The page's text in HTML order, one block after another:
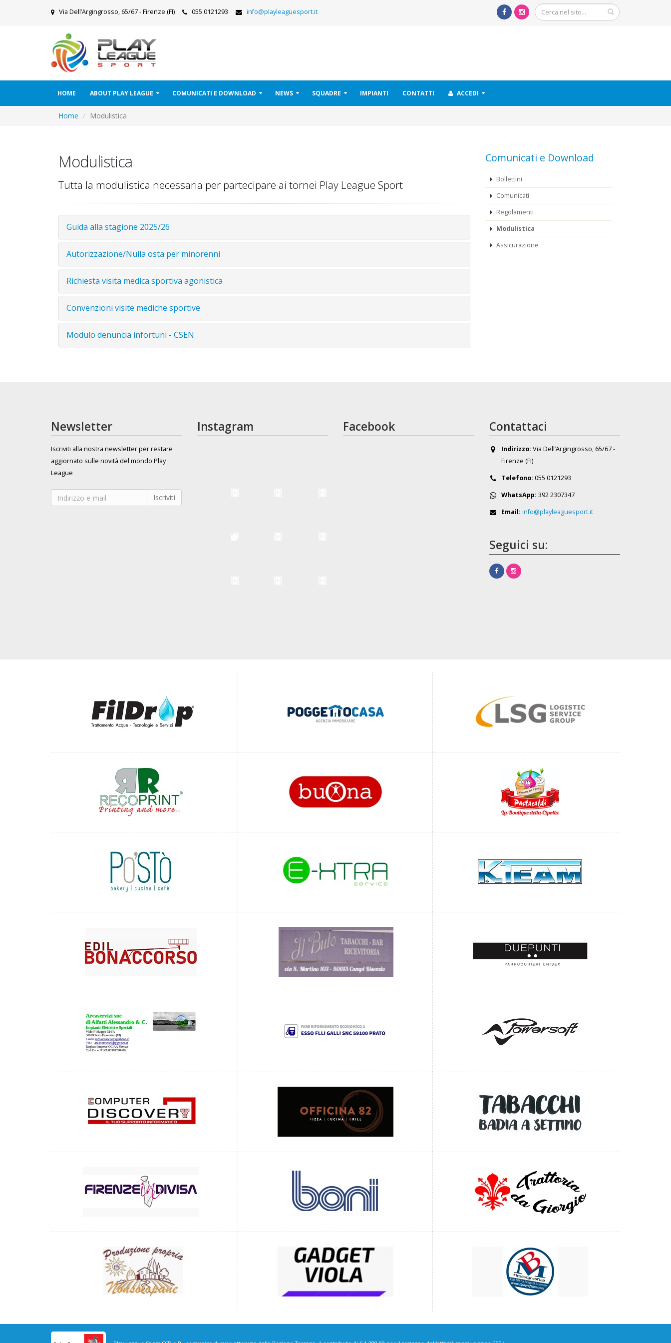
Via Dell’Argingrosso, 65/67 - Firenze (FI) 055 0121293 info@playleaguesport.it
HOME ABOUT PLAY LEAGUE COMUNICATI E DOWNLOAD NEWS SQUADRE IMPIANTI CONTATTI ACCEDI
Home Modulistica
Modulistica
Tutta la modulistica necessaria per partecipare ai tornei Play League Sport
Guida alla stagione 2025/26
Autorizzazione/Nulla osta per minorenni
Richiesta visita medica sportiva agonistica
Convenzioni visite mediche sportive
Modulo denuncia infortuni - CSEN
Comunicati e Download
Bollettini
Comunicati
Regolamenti
Modulistica
Assicurazione
Newsletter
Iscriviti alla nostra newsletter per restare
aggiornato sulle novità del mondo Play
League
Iscriviti
Instagram Facebook Contattaci
Indirizzo: Via Dell’Argingrosso, 65/67 -
Firenze (FI)
Telefono: 055 0121293
WhatsApp: 392 2307347
Email: info@playleaguesport.it
Seguici su: